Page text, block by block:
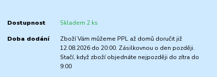
Dostupnost Skladem 2 ks
Doba dodání
Zboží Vám můžeme PPL až domů doručit již
12.08.2026 do 20:00. Zásilkovnou o den později.
Stačí, když zboží objednáte nejpozději do zítra do
9:00